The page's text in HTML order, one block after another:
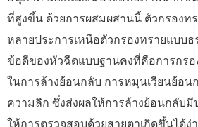
ที่สูงขึ้น ด้วยการผสมผสานนี้ ตัวกรองท
หลายประการเหนือตัวกรองทรายแบบธ
ข้อดีของหัวฉีดแบบฐานคงที่คือการกรอ
ในการล้างย้อนกลับ การหมุนเวียนย้อน
ความลึก ซึ่งส่งผลให้การล้างย้อนกลับ
ให้การตรวจสอบด้วยสายตาเกิดขึ้นได้ง่